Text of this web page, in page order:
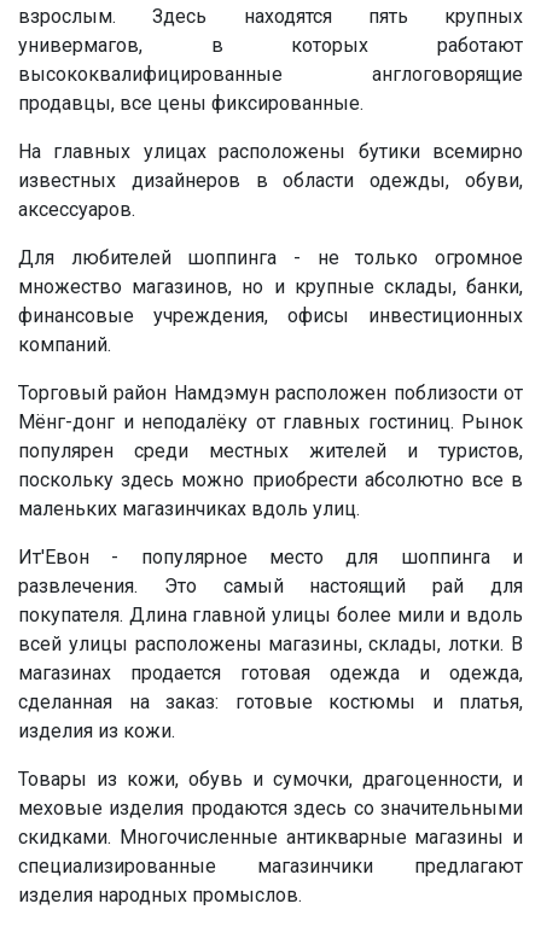
взрослым. Здесь находятся пять крупных
универмагов, в которых работают
высококвалифицированные англоговорящие
продавцы, все цены фиксированные.
На главных улицах расположены бутики всемирно
известных дизайнеров в области одежды, обуви,
аксессуаров.
Для любителей шоппинга - не только огромное
множество магазинов, но и крупные склады, банки,
финансовые учреждения, офисы инвестиционных
компаний.
Торговый район Намдэмун расположен поблизости от
Мёнг-донг и неподалёку от главных гостиниц. Рынок
популярен среди местных жителей и туристов,
поскольку здесь можно приобрести абсолютно все в
маленьких магазинчиках вдоль улиц.
Ит'Евон - популярное место для шоппинга и
развлечения. Это самый настоящий рай для
покупателя. Длина главной улицы более мили и вдоль
всей улицы расположены магазины, склады, лотки. В
магазинах продается готовая одежда и одежда,
сделанная на заказ: готовые костюмы и платья,
изделия из кожи.
Товары из кожи, обувь и сумочки, драгоценности, и
меховые изделия продаются здесь со значительными
скидками. Многочисленные антикварные магазины и
специализированные магазинчики предлагают
изделия народных промыслов.